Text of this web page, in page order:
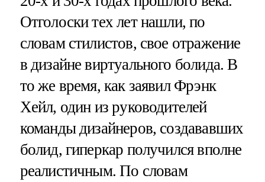
Отголоски тех лет нашли, по
словам стилистов, свое отражение
в дизайне виртуального болида. В
то же время, как заявил Фрэнк
Хейл, один из руководителей
команды дизайнеров, создававших
болид, гиперкар получился вполне
реалистичным. По словам